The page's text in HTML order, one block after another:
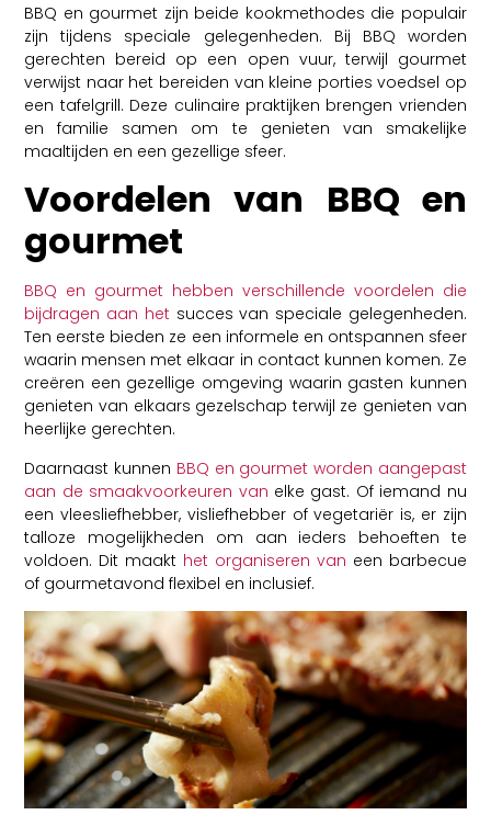
BBQ en gourmet zijn beide kookmethodes die populair
zijn tijdens speciale gelegenheden. Bij BBQ worden
gerechten bereid op een open vuur, terwijl gourmet
verwijst naar het bereiden van kleine porties voedsel op
een tafelgrill. Deze culinaire praktijken brengen vrienden
en familie samen om te genieten van smakelijke
maaltijden en een gezellige sfeer.
Voordelen van BBQ en
gourmet
BBQ en gourmet hebben verschillende voordelen die
bijdragen aan het succes van speciale gelegenheden.
Ten eerste bieden ze een informele en ontspannen sfeer
waarin mensen met elkaar in contact kunnen komen. Ze
creëren een gezellige omgeving waarin gasten kunnen
genieten van elkaars gezelschap terwijl ze genieten van
heerlijke gerechten.
Daarnaast kunnen BBQ en gourmet worden aangepast
aan de smaakvoorkeuren van elke gast. Of iemand nu
een vleesliefhebber, visliefhebber of vegetariër is, er zijn
talloze mogelijkheden om aan ieders behoeften te
voldoen. Dit maakt het organiseren van een barbecue
of gourmetavond flexibel en inclusief.